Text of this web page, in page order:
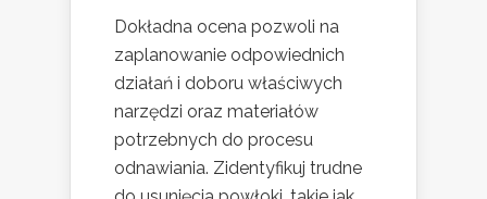
Dokładna ocena pozwoli na
zaplanowanie odpowiednich
działań i doboru właściwych
narzędzi oraz materiałów
potrzebnych do procesu
odnawiania. Zidentyfikuj trudne